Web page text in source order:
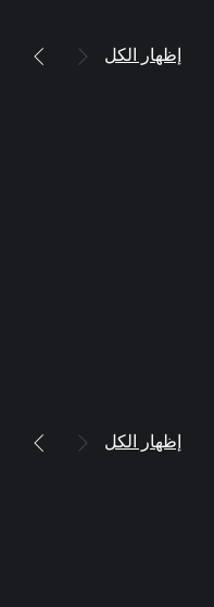
إظهار الكل
إظهار الكل